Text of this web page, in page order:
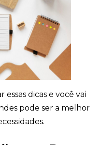
essas dicas e você vai
pode ser a melhor